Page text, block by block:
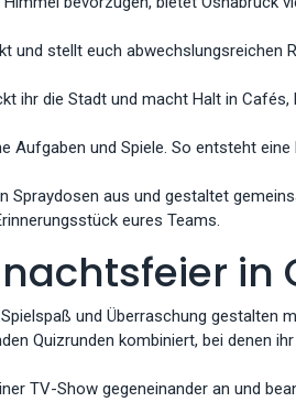
und stellt euch
ihr die Stadt und macht Halt in
und Spiele. So entsteht
Spraydosen aus und gestaltet
eures Teams.
in
und Überraschung gestalten
Quizrunden kombiniert, bei denen
TV-Show gegeneinander an und